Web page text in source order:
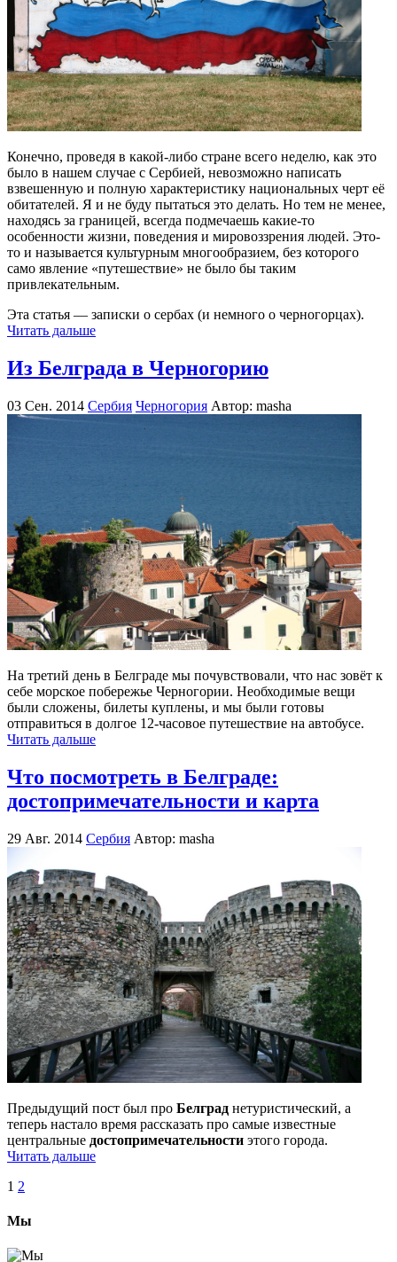
Конечно, проведя в какой-либо стране всего неделю, как это
было в нашем случае с Сербией, невозможно написать
взвешенную и полную характеристику национальных черт её
обитателей. Я и не буду пытаться это делать. Но тем не менее,
находясь за границей, всегда подмечаешь какие-то
особенности жизни, поведения и мировоззрения людей. Это-
то и называется культурным многообразием, без которого
само явление «путешествие» не было бы таким
привлекательным.
Эта статья — записки о сербах (и немного о черногорцах).
Читать дальше
Из Белграда в Черногорию
03 Сен. 2014 Сербия Черногория Автор: masha
На третий день в Белграде мы почувствовали, что нас зовёт к
себе морское побережье Черногории. Необходимые вещи
были сложены, билеты куплены, и мы были готовы
отправиться в долгое 12-часовое путешествие на автобусе.
Читать дальше
Что посмотреть в Белграде:
достопримечательности и карта
29 Авг. 2014 Сербия Автор: masha
Предыдущий пост был про Белград нетуристический, а
теперь настало время рассказать про самые известные
центральные достопримечательности этого города.
Читать дальше
1 2
Мы